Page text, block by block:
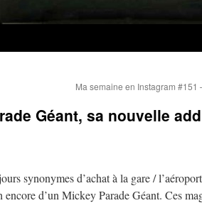
Ma semaine en Instagram #151
Géant, sa nouvelle
synonymes d’achat à la gare /
d’un Mickey Parade Géant. Ces